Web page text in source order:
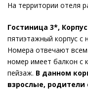
На территории отеля
Гостиница 3*,
пятиэтажный корпус с
Номера отвечают
номер имеет балкон с
пейзаж. В данном
взрослые, родители